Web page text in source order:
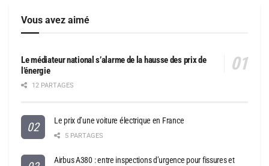
Vous avez aimé
Le médiateur national s’alarme de la hausse des prix de
l’énergie
12 PARTAGES
Le prix d’une voiture électrique en France
5 PARTAGES
Airbus A380 : entre inspections d’urgence pour fissures et